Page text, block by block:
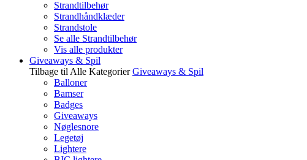
Strandtilbehør
Strandhåndklæder
Strandstole
Se alle Strandtilbehør
Vis alle produkter
Giveaways & Spil
Tilbage til Alle Kategorier Giveaways & Spil
Balloner
Bamser
Badges
Giveaways
Nøglesnore
Legetøj
Lightere